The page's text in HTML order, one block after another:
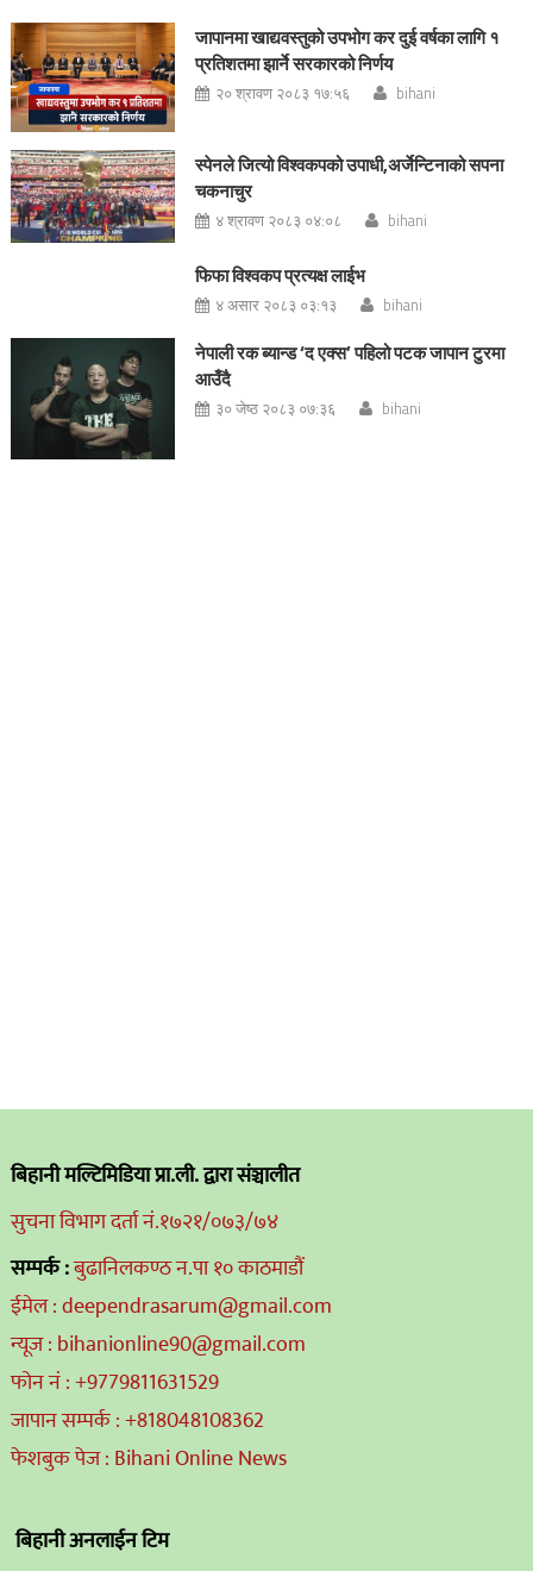
जापानमा खाद्यवस्तुको उपभोग कर दुई वर्षका लागि १
प्रतिशतमा झार्ने सरकारको निर्णय
२० श्रावण २०८३ १७:५६ bihani
स्पेनले जित्यो विश्वकपको उपाधी,अर्जेन्टिनाको सपना
चकनाचुर
४ श्रावण २०८३ ०४:०८ bihani
फिफा विश्वकप प्रत्यक्ष लाईभ
४ असार २०८३ ०३:१३ bihani
नेपाली रक ब्यान्ड ‘द एक्स’ पहिलो पटक जापान टुरमा
आउँदै
३० जेष्ठ २०८३ ०७:३६ bihani
बिहानी मल्टिमिडिया प्रा.ली. द्वारा संञ्चालीत
सुचना विभाग दर्ता नं.१७२१/०७३/७४
सम्पर्क :बुढानिलकण्ठ न.पा १० काठमाडौं
ईमेल : deependrasarum@gmail.com
न्यूज : bihanionline90@gmail.com
फोन नं : +9779811631529
जापान सम्पर्क : +818048108362
फेशबुक पेज : Bihani Online News
बिहानी अनलाईन टिम